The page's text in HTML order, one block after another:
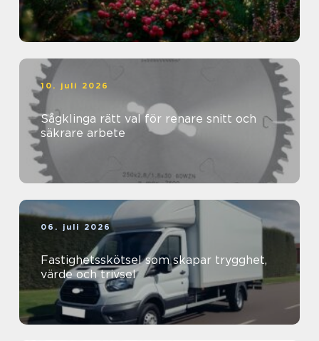
10. juli 2026
Sågklinga rätt val för renare snitt och
säkrare arbete
06. juli 2026
Fastighetsskötsel som skapar trygghet,
värde och trivsel